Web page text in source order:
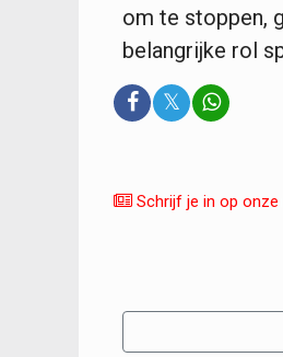
om te stoppen,
belangrijke rol
𝕏
Schrijf je in op